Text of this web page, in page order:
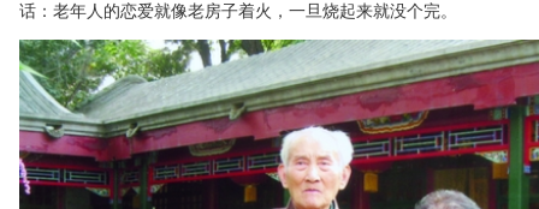
话：老年人的恋爱就像老房子着火，一旦烧起来就没个完。